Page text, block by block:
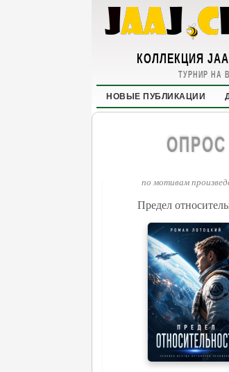
КОЛЛЕКЦИЯ
ТУРНИР НА
НОВЫЕ ПУБЛИКАЦИИ
ОПРОС
по мотивам
Предел